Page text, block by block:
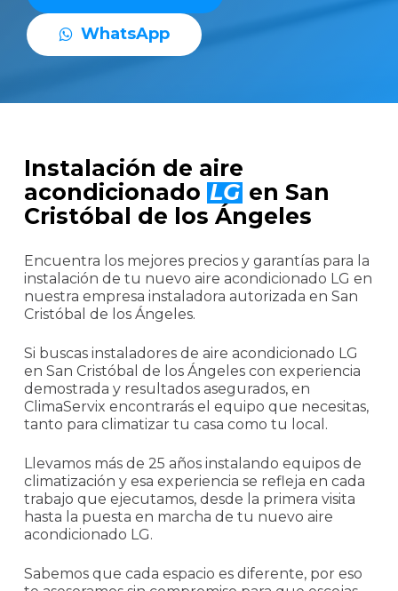
WhatsApp
Instalación de aire
acondicionado LG en San
Cristóbal de los Ángeles
Encuentra los mejores precios y garantías para la
instalación de tu nuevo aire acondicionado LG en
nuestra empresa instaladora autorizada en San
Cristóbal de los Ángeles.
Si buscas instaladores de aire acondicionado LG
en San Cristóbal de los Ángeles con experiencia
demostrada y resultados asegurados, en
ClimaServix encontrarás el equipo que necesitas,
tanto para climatizar tu casa como tu local.
Llevamos más de 25 años instalando equipos de
climatización y esa experiencia se refleja en cada
trabajo que ejecutamos, desde la primera visita
hasta la puesta en marcha de tu nuevo aire
acondicionado LG.
Sabemos que cada espacio es diferente, por eso